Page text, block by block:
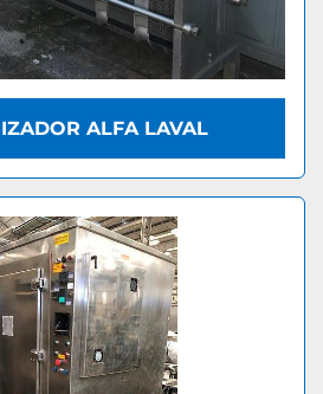
ALFA LAVAL